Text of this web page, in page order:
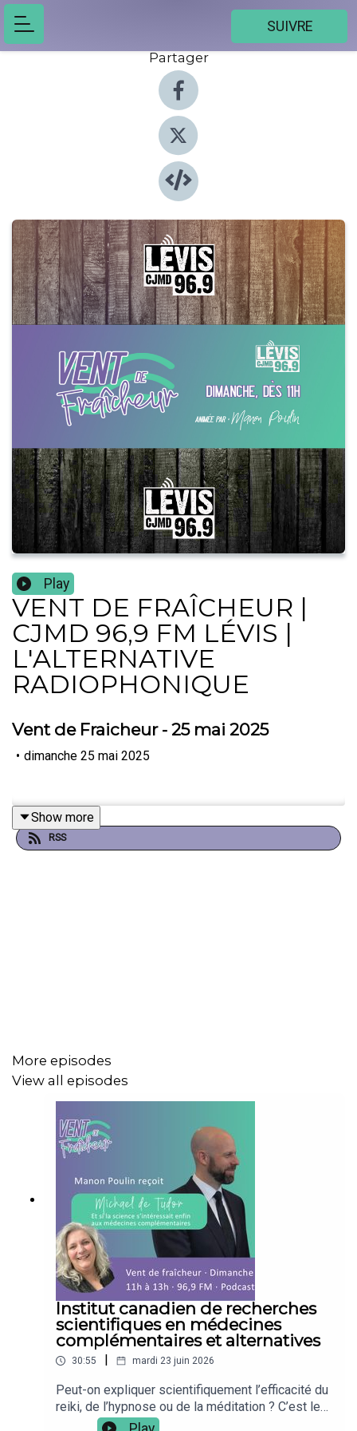
SUIVRE
Partager
Play
VENT DE FRAÎCHEUR |
CJMD 96,9 FM LÉVIS |
L'ALTERNATIVE
RADIOPHONIQUE
Vent de Fraicheur - 25 mai 2025
• dimanche 25 mai 2025
Show more
RSS
More episodes
View all episodes
Institut canadien de recherches
scientifiques en médecines
complémentaires et alternatives
30:55 | mardi 23 juin 2026
Peut-on expliquer scientifiquement l’efficacité du
reiki, de l’hypnose ou de la méditation ? C’est le
pari audacieux de Michael de Tudor, chercheur et